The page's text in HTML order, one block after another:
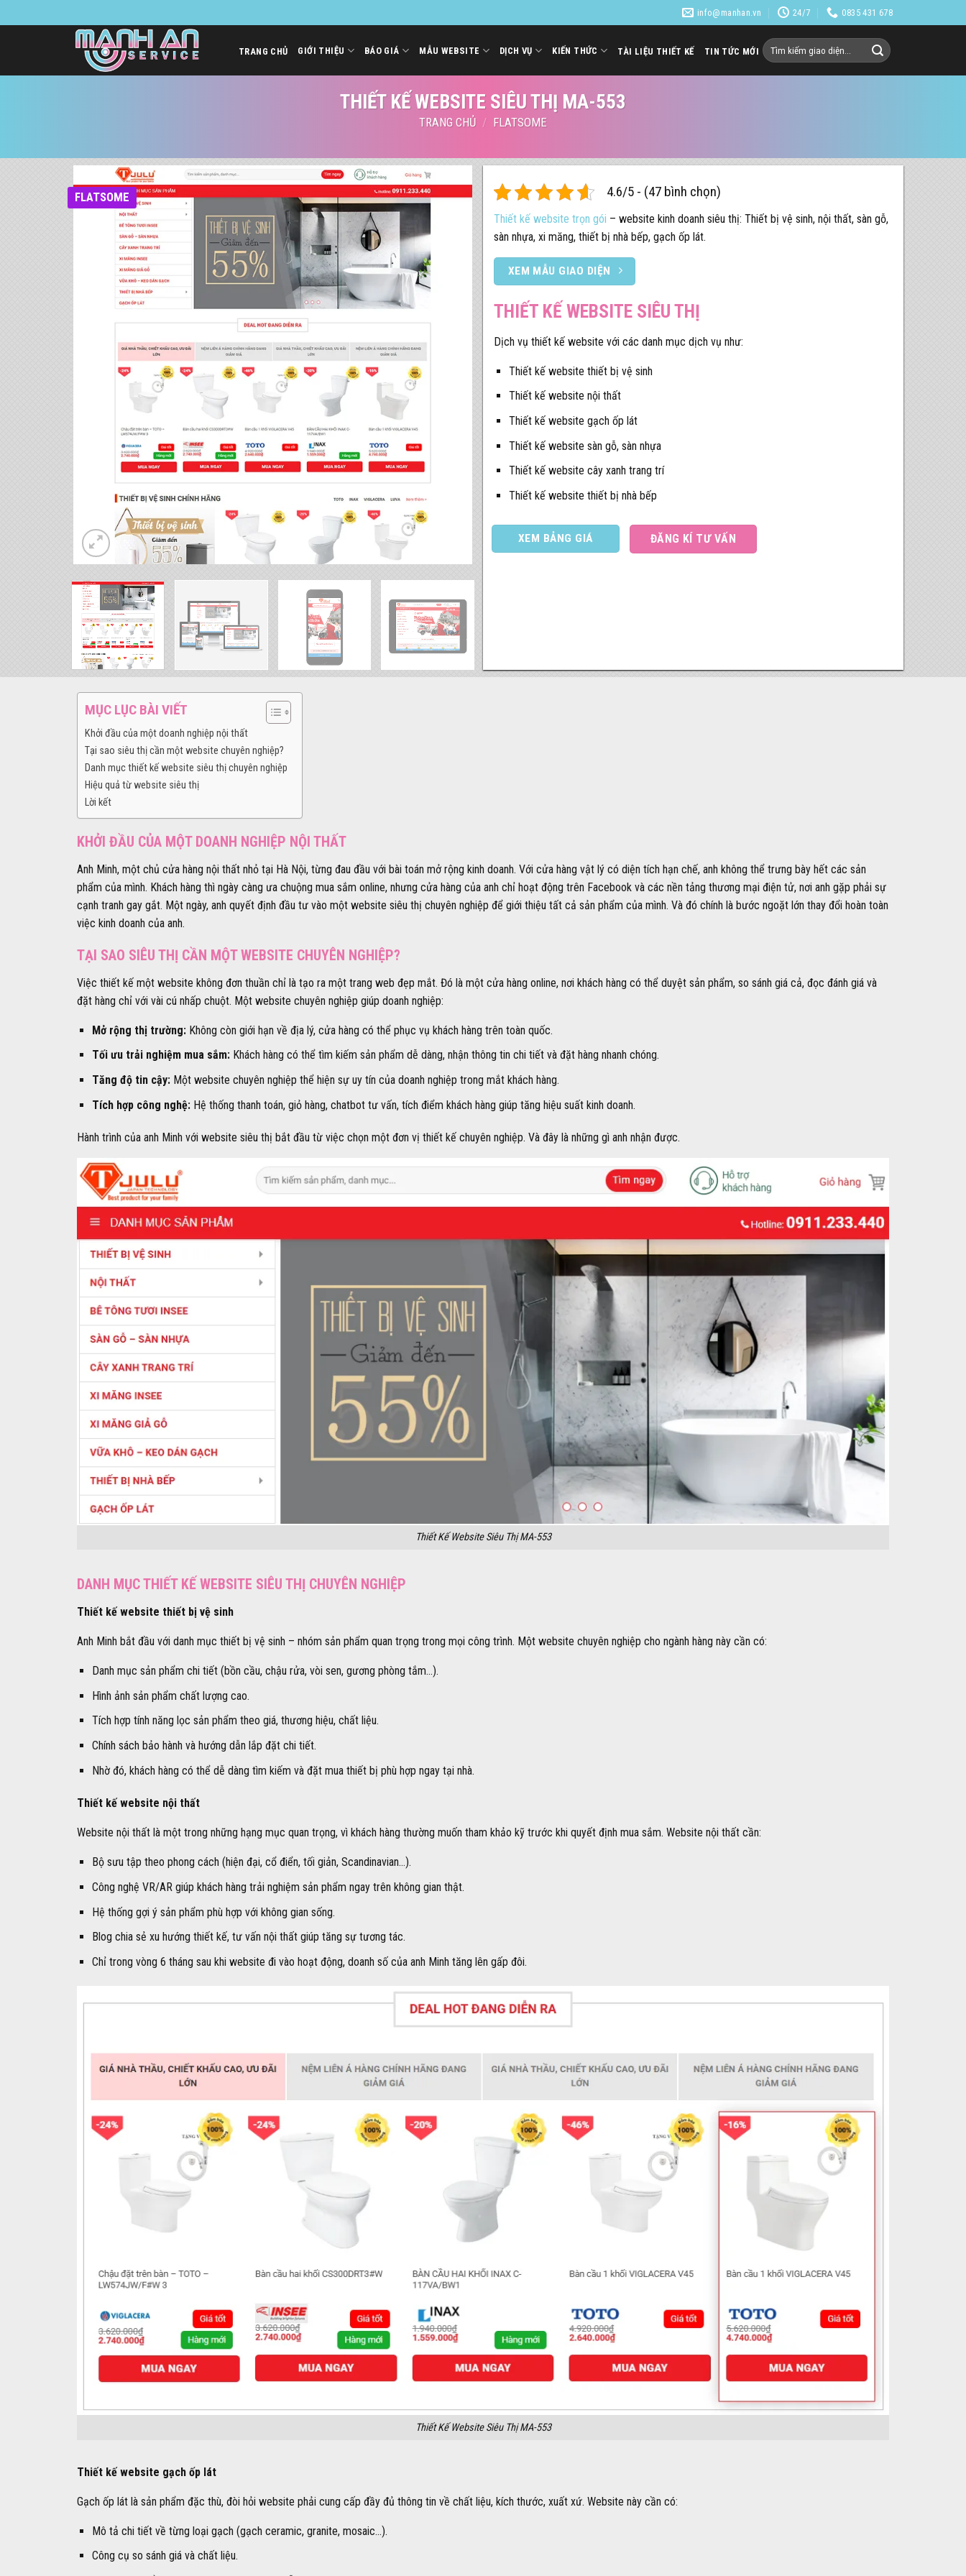
qua
info@manhan.vn 24/7 0835 431 678
TRANG CHỦ GIỚI THIỆU BÁO GIÁ MẪU WEBSITE DỊCH VỤ KIẾN THỨC TÀI LIỆU THIẾT KẾ TIN TỨC MỚI Tìm
THIẾT KẾ WEBSITE SIÊU THỊ MA-553
TRANG CHỦ / FLATSOME
FLATSOME 4.6/5 - (47 bình chọn)
Thiết kế website trọn gói – website kinh doanh siêu thị: Thiết bị vệ sinh, nội thất, sàn gỗ,
sàn nhựa, xi măng, thiết bị nhà bếp, gạch ốp lát.
XEM MẪU GIAO DIỆN
THIẾT KẾ WEBSITE SIÊU THỊ
Dịch vụ thiết kế website với các danh mục dịch vụ như:
Thiết kế website thiết bị vệ sinh
Thiết kế website nội thất
Thiết kế website gạch ốp lát
Thiết kế website sàn gỗ, sàn nhựa
Thiết kế website cây xanh trang trí
Thiết kế website thiết bị nhà bếp
XEM BẢNG GIÁ ĐĂNG KÍ TƯ VẤN
MỤC LỤC BÀI VIẾT
Khởi đầu của một doanh nghiệp nội thất
Tại sao siêu thị cần một website chuyên nghiệp?
Danh mục thiết kế website siêu thị chuyên nghiệp
Hiệu quả từ website siêu thị
Lời kết
KHỞI ĐẦU CỦA MỘT DOANH NGHIỆP NỘI THẤT
Anh Minh, một chủ cửa hàng nội thất nhỏ tại Hà Nội, từng đau đầu với bài toán mở rộng kinh doanh. Với cửa hàng vật lý có diện tích hạn chế, anh không thể trưng bày hết các sản
phẩm của mình. Khách hàng thì ngày càng ưa chuộng mua sắm online, nhưng cửa hàng của anh chỉ hoạt động trên Facebook và các nền tảng thương mại điện tử, nơi anh gặp phải sự
cạnh tranh gay gắt. Một ngày, anh quyết định đầu tư vào một website siêu thị chuyên nghiệp để giới thiệu tất cả sản phẩm của mình. Và đó chính là bước ngoặt lớn thay đổi hoàn toàn
việc kinh doanh của anh.
TẠI SAO SIÊU THỊ CẦN MỘT WEBSITE CHUYÊN NGHIỆP?
Việc thiết kế một website không đơn thuần chỉ là tạo ra một trang web đẹp mắt. Đó là một cửa hàng online, nơi khách hàng có thể duyệt sản phẩm, so sánh giá cả, đọc đánh giá và
đặt hàng chỉ với vài cú nhấp chuột. Một website chuyên nghiệp giúp doanh nghiệp:
Mở rộng thị trường:Không còn giới hạn về địa lý, cửa hàng có thể phục vụ khách hàng trên toàn quốc.
Tối ưu trải nghiệm mua sắm:Khách hàng có thể tìm kiếm sản phẩm dễ dàng, nhận thông tin chi tiết và đặt hàng nhanh chóng.
Tăng độ tin cậy:Một website chuyên nghiệp thể hiện sự uy tín của doanh nghiệp trong mắt khách hàng.
Tích hợp công nghệ:Hệ thống thanh toán, giỏ hàng, chatbot tư vấn, tích điểm khách hàng giúp tăng hiệu suất kinh doanh.
Hành trình của anh Minh với website siêu thị bắt đầu từ việc chọn một đơn vị thiết kế chuyên nghiệp. Và đây là những gì anh nhận được.
Thiết Kế Website Siêu Thị MA-553
DANH MỤC THIẾT KẾ WEBSITE SIÊU THỊ CHUYÊN NGHIỆP
Thiết kế website thiết bị vệ sinh
Anh Minh bắt đầu với danh mục thiết bị vệ sinh – nhóm sản phẩm quan trọng trong mọi công trình. Một website chuyên nghiệp cho ngành hàng này cần có:
Danh mục sản phẩm chi tiết (bồn cầu, chậu rửa, vòi sen, gương phòng tắm…).
Hình ảnh sản phẩm chất lượng cao.
Tích hợp tính năng lọc sản phẩm theo giá, thương hiệu, chất liệu.
Chính sách bảo hành và hướng dẫn lắp đặt chi tiết.
Nhờ đó, khách hàng có thể dễ dàng tìm kiếm và đặt mua thiết bị phù hợp ngay tại nhà.
Thiết kế website nội thất
Website nội thất là một trong những hạng mục quan trọng, vì khách hàng thường muốn tham khảo kỹ trước khi quyết định mua sắm. Website nội thất cần:
Bộ sưu tập theo phong cách (hiện đại, cổ điển, tối giản, Scandinavian…).
Công nghệ VR/AR giúp khách hàng trải nghiệm sản phẩm ngay trên không gian thật.
Hệ thống gợi ý sản phẩm phù hợp với không gian sống.
Blog chia sẻ xu hướng thiết kế, tư vấn nội thất giúp tăng sự tương tác.
Chỉ trong vòng 6 tháng sau khi website đi vào hoạt động, doanh số của anh Minh tăng lên gấp đôi.
Thiết Kế Website Siêu Thị MA-553
Thiết kế website gạch ốp lát
Gạch ốp lát là sản phẩm đặc thù, đòi hỏi website phải cung cấp đầy đủ thông tin về chất liệu, kích thước, xuất xứ. Website này cần có:
Mô tả chi tiết về từng loại gạch (gạch ceramic, granite, mosaic…).
Công cụ so sánh giá và chất liệu.